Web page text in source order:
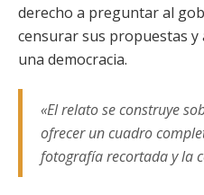
derecho a preguntar al
censurar sus propuestas
una democracia.
«El relato se construye
ofrecer un cuadro
fotografía recortada y la